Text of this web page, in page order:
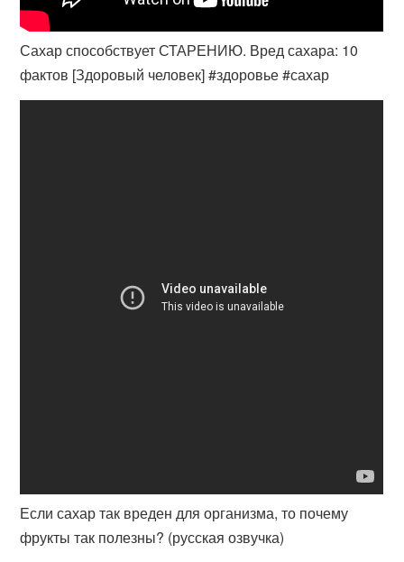
Сахар способствует СТАРЕНИЮ. Вред сахара: 10
фактов [Здоровый человек] #здоровье #сахар
Если сахар так вреден для организма, то почему
фрукты так полезны? (русская озвучка)